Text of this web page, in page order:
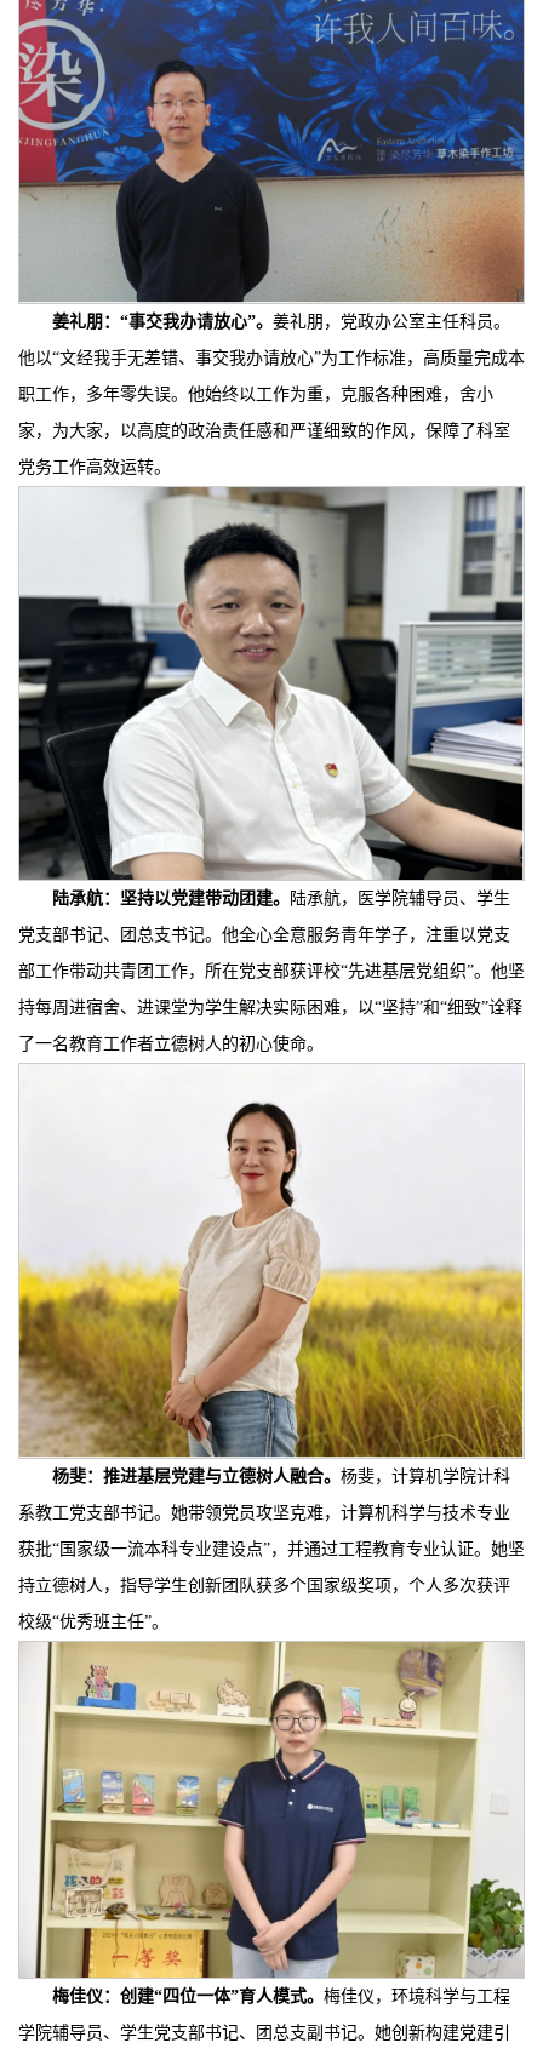
姜礼朋： “事交我办请放心”。 姜礼朋，党政办公室主任科员。
他以“文经我手无差错、事交我办请放心”为工作标准，高质量完成本
职工作，多年零失误。他始终以工作为重，克服各种困难，舍小
家，为大家，以高度的政治责任感和严谨细致的作风，保障了科室
党务工作高效运转。
陆承航： 坚持以党建带动团建。
陆承航，医学院辅导员、学生
党支部书记、团总支书记。他全心全意服务青年学子，注重以党支
部工作带动共青团工作，所在党支部获评校“先进基层党组织”。他坚
持每周进宿舍、进课堂为学生解决实际困难，以“坚持”和“细致”诠释
了一名教育工作者立德树人的初心使命。
杨斐： 推进基层党建与立德树人融合。 杨斐，计算机学院计科
系教工党支部书记。她带领党员攻坚克难，计算机科学与技术专业
获批“国家级一流本科专业建设点”，并通过工程教育专业认证。她坚
持立德树人，指导学生创新团队获多个国家级奖项，个人多次获评
校级“优秀班主任”。
梅佳仪： 创建“四位一体”育人模式。 梅佳仪，环境科学与工程
学院辅导员、学生党支部书记、团总支副书记。她创新构建党建引